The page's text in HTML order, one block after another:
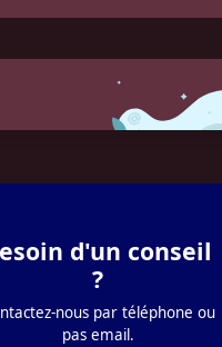
d'un conseil
?
nous par téléphone ou
pas email.